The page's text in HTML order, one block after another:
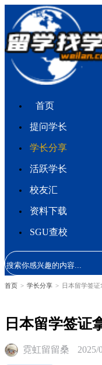
首页
提问学长
学长分享
活跃学长
校友汇
资料下载
SGU查校
首页 > 学长分享 > 日本留学签
日本留学签证
霓虹留留桑 2025/